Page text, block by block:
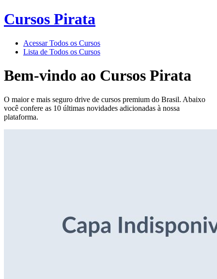
Cursos Pirata
Acessar Todos os Cursos
Lista de Todos os Cursos
Bem-vindo ao Cursos Pirata
O maior e mais seguro drive de cursos premium do Brasil. Abaixo
você confere as 10 últimas novidades adicionadas à nossa
plataforma.